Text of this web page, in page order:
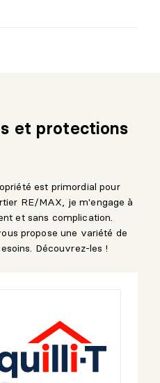
et protections
est primordial pour
RE/MAX, je m'engage à
et sans complication.
propose une variété de
Découvrez-les !